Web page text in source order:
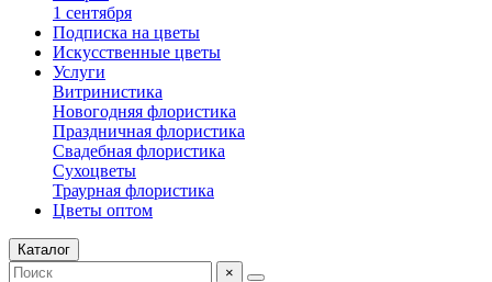
1 сентября
Подписка на цветы
Искусственные цветы
Услуги
Витринистика
Новогодняя флористика
Праздничная флористика
Свадебная флористика
Сухоцветы
Траурная флористика
Цветы оптом
Каталог
×